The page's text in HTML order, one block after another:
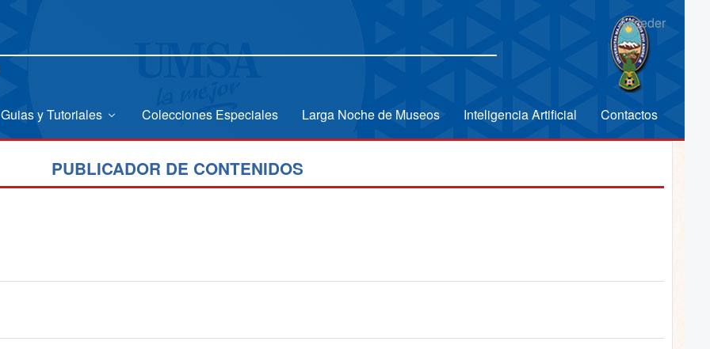
Acceder
Guias y Tutoriales Colecciones Especiales Larga Noche de Museos Inteligencia Artificial Contactos
PUBLICADOR DE CONTENIDOS